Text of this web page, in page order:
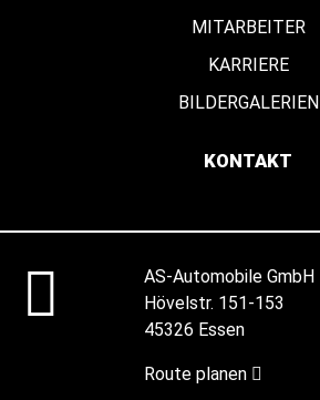
MITARBEITER
KARRIERE
BILDERGALERIEN
KONTAKT
AS-Automobile GmbH
Hövelstr. 151-153
45326 Essen
Route planen